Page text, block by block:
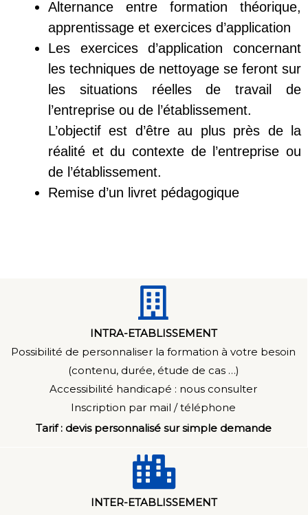
Alternance entre formation théorique,
apprentissage et exercices d’application
Les exercices d’application concernant
les techniques de nettoyage se feront sur
les situations réelles de travail de
l’entreprise ou de l’établissement.
L’objectif est d’être au plus près de la
réalité et du contexte de l’entreprise ou
de l’établissement.
Remise d’un livret pédagogique
INTRA-ETABLISSEMENT
Possibilité de personnaliser la formation à votre besoin
(contenu, durée, étude de cas …)
Accessibilité handicapé : nous consulter
Inscription par mail / téléphone
Tarif : devis personnalisé sur simple demande
INTER-ETABLISSEMENT